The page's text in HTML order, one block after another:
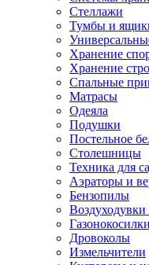
Стеллажи
Тумбы и
Хранение
Хранение
Спальные
Матрасы
Одеяла
Подушки
Постельное
Столешницы
Техника для
Аэраторы и
Бензопилы
Газонокосилки
Дровоколы
Измельчители